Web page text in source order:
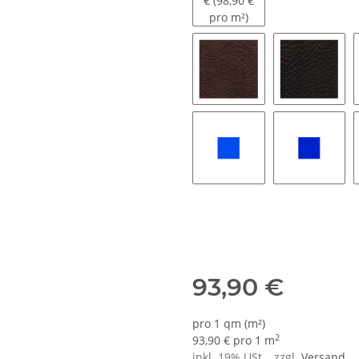
pro m²)
836 - grufti 737 -
93,90 €
pro 1 qm (m²)
93,90 € pro 1 m2